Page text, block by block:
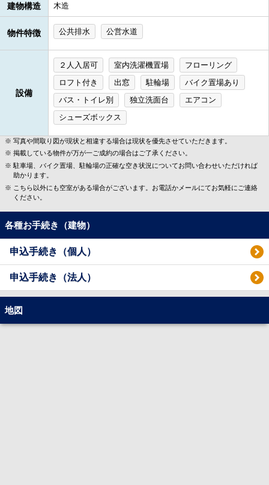
建物構造 木造
物件特徴 公共排水 公営水道
設備
２人入居可 室内洗濯機置場
フローリング
ロフト付き
出窓 駐輪場
バイク置場あり
バス・トイレ別
独立洗面台
エアコン
シューズボックス
写真や間取り図が現状と相違する場合は現状を優先させていただきます。
掲載している物件が万が一ご成約の場合はご了承ください。
駐車場、バイク置場、駐輪場の正確な空き状況についてお問い合わせいただければ
助かります。
こちら以外にも空室がある場合がございます。お電話かメールにてお気軽にご連絡
ください。
各種お手続き（建物）
申込手続き（個人）
申込手続き（法人）
地図